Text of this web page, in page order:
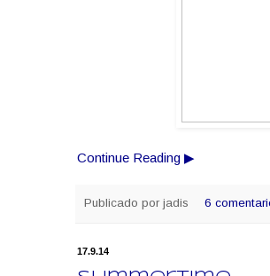
Continue Reading ▶
Publicado por jadis 6
17.9.14